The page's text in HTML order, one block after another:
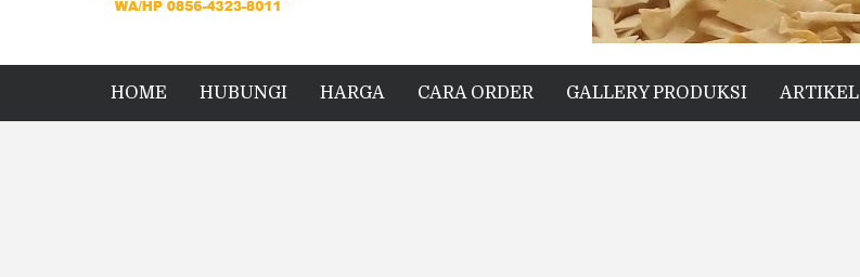
HOME HUBUNGI HARGA CARA ORDER GALLERY PRODUKSI ARTIKEL